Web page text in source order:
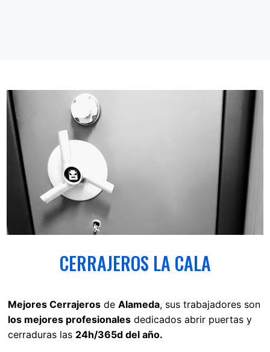
CERRAJEROS LA CALA
Mejores Cerrajeros de Alameda, sus trabajadores son
los mejores profesionales dedicados abrir puertas y
cerraduras las 24h/365d del año.